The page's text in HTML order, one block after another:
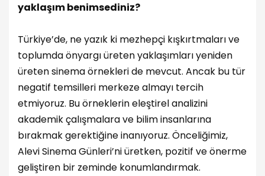
yaklaşım benimsediniz?
Türkiye’de, ne yazık ki mezhepçi kışkırtmaları ve
toplumda önyargı üreten yaklaşımları yeniden
üreten sinema örnekleri de mevcut. Ancak bu tür
negatif temsilleri merkeze almayı tercih
etmiyoruz. Bu örneklerin eleştirel analizini
akademik çalışmalara ve bilim insanlarına
bırakmak gerektiğine inanıyoruz. Önceliğimiz,
Alevi Sinema Günleri’ni üretken, pozitif ve önerme
geliştiren bir zeminde konumlandırmak.